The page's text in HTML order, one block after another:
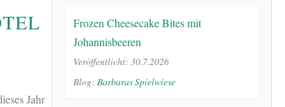
Jahr
Frozen Cheesecake Bites mit
Johannisbeeren
Veröffentlicht: 30.7.2026
Blog: Barbaras Spielwiese